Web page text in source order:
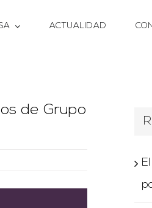
ACTUALIDAD
de Grupo